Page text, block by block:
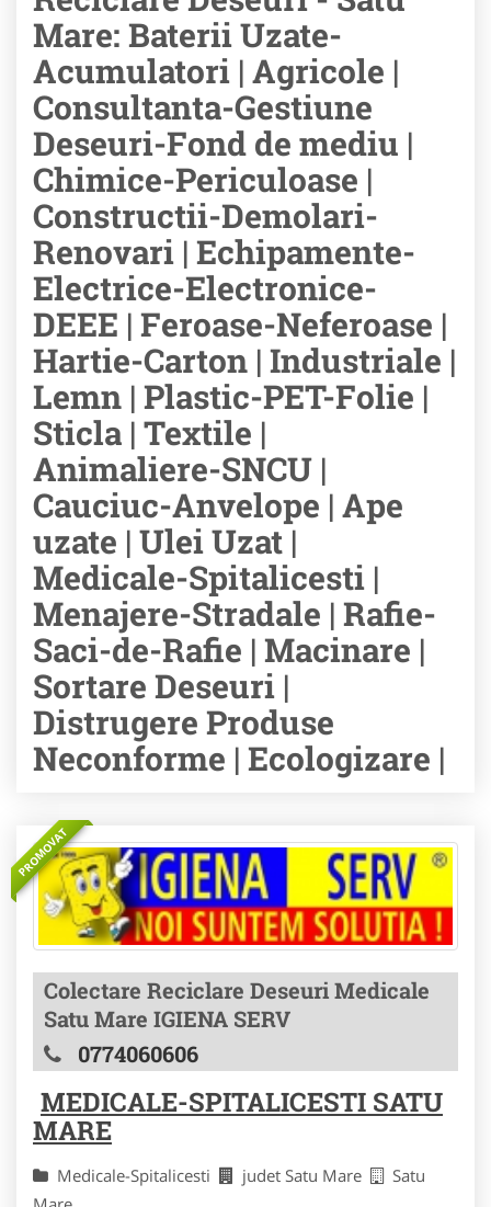
Mare: Baterii Uzate-
Acumulatori | Agricole |
Consultanta-Gestiune
Deseuri-Fond de mediu |
Chimice-Periculoase |
Constructii-Demolari-
Renovari | Echipamente-
Electrice-Electronice-
DEEE | Feroase-Neferoase |
Hartie-Carton | Industriale |
Lemn | Plastic-PET-Folie |
Sticla | Textile |
Animaliere-SNCU |
Cauciuc-Anvelope | Ape
uzate | Ulei Uzat |
Medicale-Spitalicesti |
Menajere-Stradale | Rafie-
Saci-de-Rafie | Macinare |
Sortare Deseuri |
Distrugere Produse
Neconforme | Ecologizare |
PROMOVAT
Colectare Reciclare Deseuri Medicale
Satu Mare IGIENA SERV
0774060606
MEDICALE-SPITALICESTI SATU
MARE
Medicale-Spitalicesti judet Satu Mare
Satu